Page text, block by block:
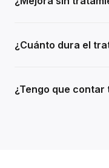
¿Cuánto dura el
¿Tengo que contar